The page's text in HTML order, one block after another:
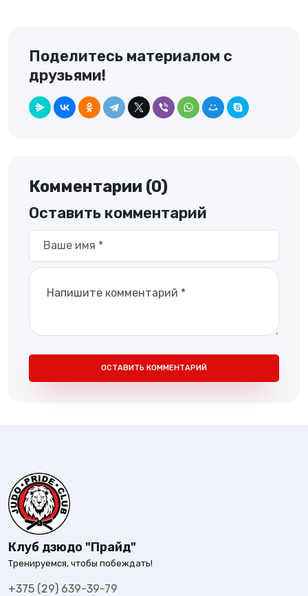
Поделитесь материалом с
друзьями!
Комментарии (0)
Оставить комментарий
ОСТАВИТЬ КОММЕНТАРИЙ
Клуб дзюдо "Прайд"
Тренируемся, чтобы побеждать!
+375 (29) 639-39-79